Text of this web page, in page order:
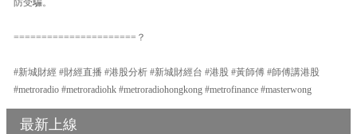
======================？
#新城財經 #財經直播 #港股分析 #新城財經台 #港股 #黃師傅 #師傅講港股
#metroradio #metroradiohk #metroradiohongkong #metrofinance #masterwong
最新上線